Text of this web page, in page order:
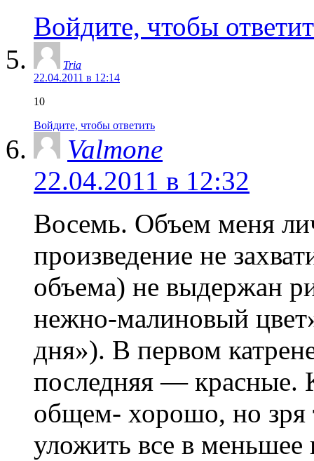
Войдите, чтобы
Tria
22.04.2011 в 12:14
10
Войдите, чтобы ответить
Valmone
22.04.2011 в 12:32
Восемь. Объем меня
произведение не
объема) не выдержан
нежно-малиновый
дня»). В первом
последняя — красные.
общем- хорошо, но
уложить все в меньшее